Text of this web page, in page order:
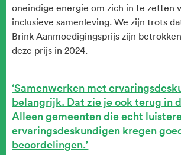
oneindige energie om zich in te zetten
inclusieve samenleving. We zijn trots
Brink Aanmoedigingsprijs zijn
deze prijs in 2024.
Samenwerken met
belangrijk. Dat zie je ook terug in
Alleen gemeenten die echt
ervaringsdeskundigen kregen
beoordelingen.